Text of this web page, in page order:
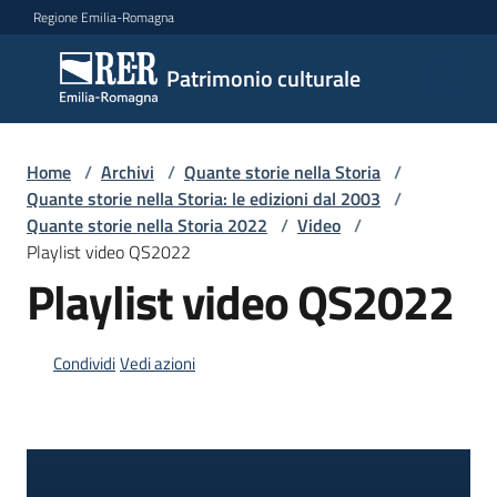
Vai al contenuto
Vai alla navigazione
Vai al footer
Regione Emilia-Romagna
Patrimonio culturale
Patrimonio
culturale
Argomenti
Novità
Servizi
Home / Archivi / Quante storie nella Storia /
Quante storie nella Storia: le edizioni dal 2003 /
Quante storie nella Storia 2022 / Video /
Playlist video QS2022
Playlist video QS2022
CondividiVedi azioni